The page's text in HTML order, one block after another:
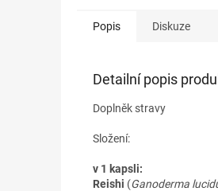
Popis Diskuze
Detailní popis
Doplněk stravy
Složení:
v 1 kapsli:
Reishi (Ganoderma